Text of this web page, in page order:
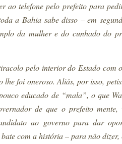
ao telefone pelo prefeito para
a Bahia sabe disso – em
da mulher e do cunhado do
pelo interior do Estado com
lhe foi oneroso. Aliás, por isso,
educado de “mala”, o que
de que o prefeito
ao governo para dar
com a história – para não dizer,